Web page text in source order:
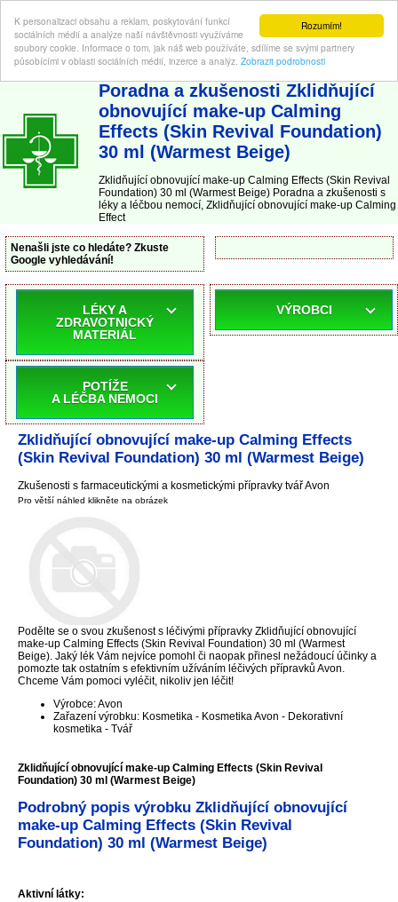
Rozumím!
K personalizaci obsahu a reklam, poskytování funkcí
sociálních médií a analýze naší návštěvnosti využíváme
soubory cookie. Informace o tom, jak náš web používáte, sdílíme se svými partnery
působícími v oblasti sociálních médií, inzerce a analýz. Zobrazit podrobnosti
ABC-LEKARNA.cz | Poradna a zkušenosti s léky a léčbou nemocí
Poradna a zkušenosti Zklidňující
obnovující make-up Calming
Effects (Skin Revival Foundation)
30 ml (Warmest Beige)
Zklidňující obnovující make-up Calming Effects (Skin Revival
Foundation) 30 ml (Warmest Beige) Poradna a zkušenosti s
léky a léčbou nemocí, Zklidňující obnovující make-up Calming
Effect
Nenašli jste co hledáte? Zkuste
Google vyhledávání!
LÉKY A
ZDRAVOTNICKÝ
MATERIÁL
POTÍŽE
A LÉČBA NEMOCI
VÝROBCI
Zklidňující obnovující make-up Calming Effects
(Skin Revival Foundation) 30 ml (Warmest Beige)
Zkušenosti s farmaceutickými a kosmetickými přípravky tvář Avon
Pro větší náhled klikněte na obrázek
Podělte se o svou zkušenost s léčivými přípravky Zklidňující obnovující
make-up Calming Effects (Skin Revival Foundation) 30 ml (Warmest
Beige). Jaký lék Vám nejvíce pomohl či naopak přinesl nežádoucí účinky a
pomozte tak ostatním s efektivním užíváním léčivých přípravků Avon.
Chceme Vám pomoci vyléčit, nikoliv jen léčit!
Výrobce: Avon
Zařazení výrobku: Kosmetika - Kosmetika Avon - Dekorativní
kosmetika - Tvář
Zklidňující obnovující make-up Calming Effects (Skin Revival
Foundation) 30 ml (Warmest Beige)
Podrobný popis výrobku Zklidňující obnovující
make-up Calming Effects (Skin Revival
Foundation) 30 ml (Warmest Beige)
Aktivní látky: